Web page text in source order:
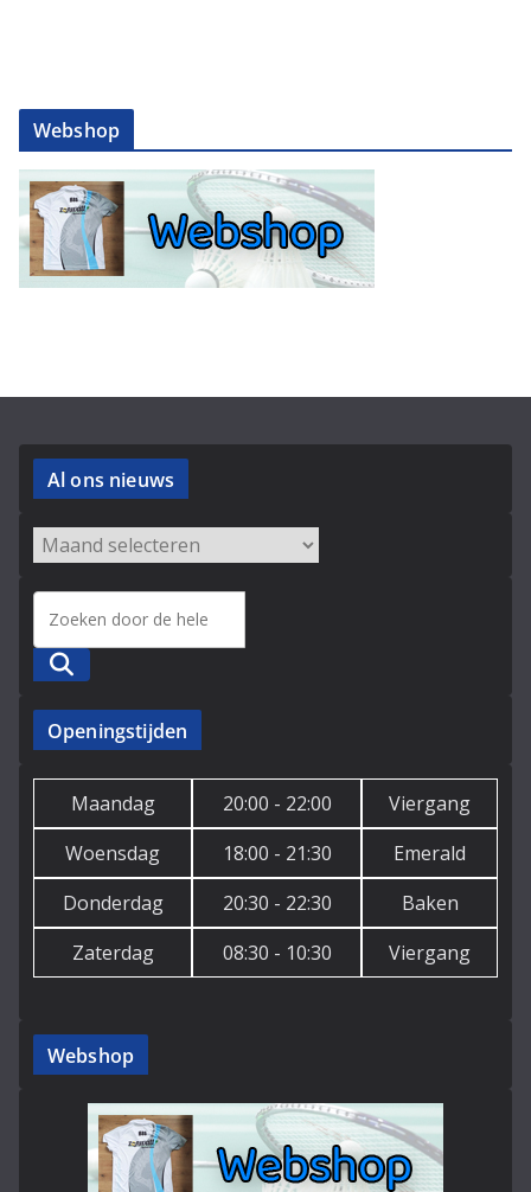
Webshop
Al ons nieuws
Zoeken
Openingstijden
Maandag 20:00 - 22:00
Viergang
Woensdag
18:00 - 21:30
Emerald
Donderdag
20:30 - 22:30
Baken
Zaterdag
08:30 - 10:30 Viergang
Webshop